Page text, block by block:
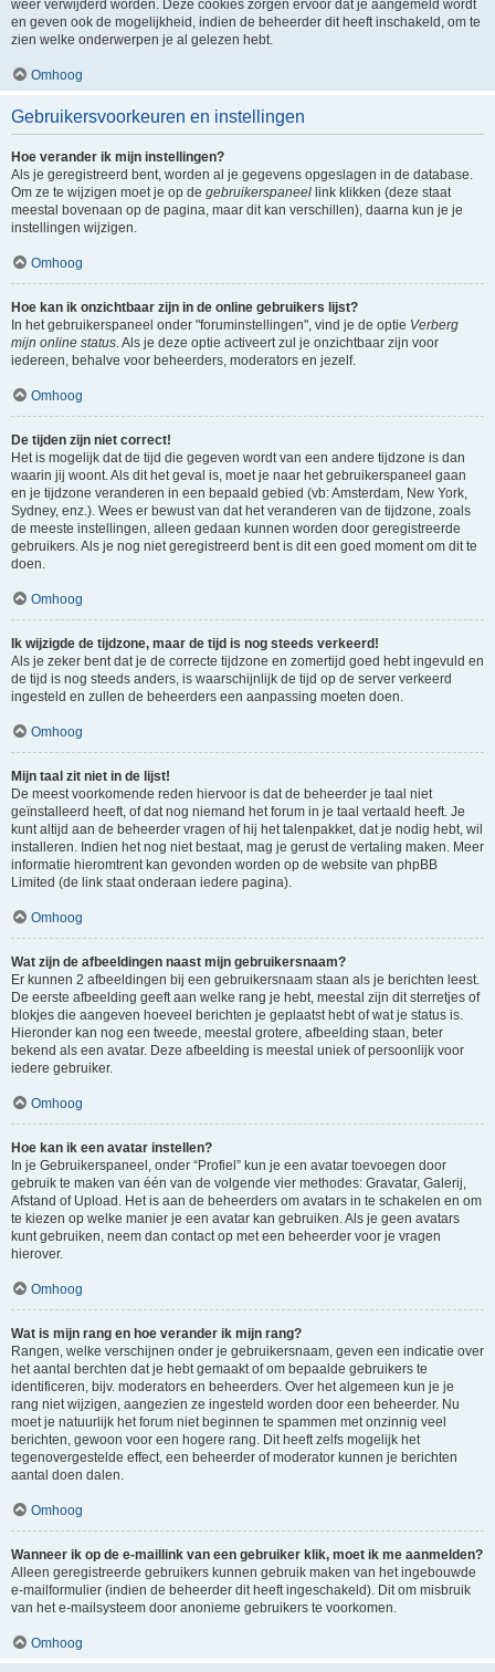
weer verwijderd worden. Deze cookies zorgen ervoor dat je aangemeld wordt
en geven ook de mogelijkheid, indien de beheerder dit heeft inschakeld, om te
zien welke onderwerpen je al gelezen hebt.
Omhoog
Gebruikersvoorkeuren en instellingen
Hoe verander ik mijn instellingen?
Als je geregistreerd bent, worden al je gegevens opgeslagen in de database.
Om ze te wijzigen moet je op de gebruikerspaneel link klikken (deze staat
meestal bovenaan op de pagina, maar dit kan verschillen), daarna kun je je
instellingen wijzigen.
Omhoog
Hoe kan ik onzichtbaar zijn in de online gebruikers lijst?
In het gebruikerspaneel onder "foruminstellingen", vind je de optie Verberg
mijn online status. Als je deze optie activeert zul je onzichtbaar zijn voor
iedereen, behalve voor beheerders, moderators en jezelf.
Omhoog
De tijden zijn niet correct!
Het is mogelijk dat de tijd die gegeven wordt van een andere tijdzone is dan
waarin jij woont. Als dit het geval is, moet je naar het gebruikerspaneel gaan
en je tijdzone veranderen in een bepaald gebied (vb: Amsterdam, New York,
Sydney, enz.). Wees er bewust van dat het veranderen van de tijdzone, zoals
de meeste instellingen, alleen gedaan kunnen worden door geregistreerde
gebruikers. Als je nog niet geregistreerd bent is dit een goed moment om dit te
doen.
Omhoog
Ik wijzigde de tijdzone, maar de tijd is nog steeds verkeerd!
Als je zeker bent dat je de correcte tijdzone en zomertijd goed hebt ingevuld en
de tijd is nog steeds anders, is waarschijnlijk de tijd op de server verkeerd
ingesteld en zullen de beheerders een aanpassing moeten doen.
Omhoog
Mijn taal zit niet in de lijst!
De meest voorkomende reden hiervoor is dat de beheerder je taal niet
geïnstalleerd heeft, of dat nog niemand het forum in je taal vertaald heeft. Je
kunt altijd aan de beheerder vragen of hij het talenpakket, dat je nodig hebt, wil
installeren. Indien het nog niet bestaat, mag je gerust de vertaling maken. Meer
informatie hieromtrent kan gevonden worden op de website van phpBB
Limited (de link staat onderaan iedere pagina).
Omhoog
Wat zijn de afbeeldingen naast mijn gebruikersnaam?
Er kunnen 2 afbeeldingen bij een gebruikersnaam staan als je berichten leest.
De eerste afbeelding geeft aan welke rang je hebt, meestal zijn dit sterretjes of
blokjes die aangeven hoeveel berichten je geplaatst hebt of wat je status is.
Hieronder kan nog een tweede, meestal grotere, afbeelding staan, beter
bekend als een avatar. Deze afbeelding is meestal uniek of persoonlijk voor
iedere gebruiker.
Omhoog
Hoe kan ik een avatar instellen?
In je Gebruikerspaneel, onder “Profiel” kun je een avatar toevoegen door
gebruik te maken van één van de volgende vier methodes: Gravatar, Galerij,
Afstand of Upload. Het is aan de beheerders om avatars in te schakelen en om
te kiezen op welke manier je een avatar kan gebruiken. Als je geen avatars
kunt gebruiken, neem dan contact op met een beheerder voor je vragen
hierover.
Omhoog
Wat is mijn rang en hoe verander ik mijn rang?
Rangen, welke verschijnen onder je gebruikersnaam, geven een indicatie over
het aantal berchten dat je hebt gemaakt of om bepaalde gebruikers te
identificeren, bijv. moderators en beheerders. Over het algemeen kun je je
rang niet wijzigen, aangezien ze ingesteld worden door een beheerder. Nu
moet je natuurlijk het forum niet beginnen te spammen met onzinnig veel
berichten, gewoon voor een hogere rang. Dit heeft zelfs mogelijk het
tegenovergestelde effect, een beheerder of moderator kunnen je berichten
aantal doen dalen.
Omhoog
Wanneer ik op de e-maillink van een gebruiker klik, moet ik me aanmelden?
Alleen geregistreerde gebruikers kunnen gebruik maken van het ingebouwde
e-mailformulier (indien de beheerder dit heeft ingeschakeld). Dit om misbruik
van het e-mailsysteem door anonieme gebruikers te voorkomen.
Omhoog